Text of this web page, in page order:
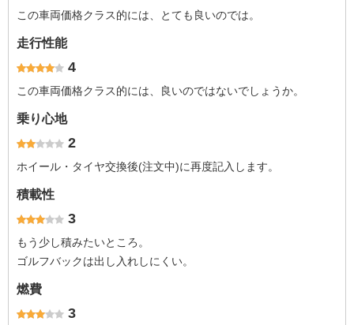
この車両価格クラス的には、とても良いのでは。
走行性能
4
この車両価格クラス的には、良いのではないでしょうか。
乗り心地
2
ホイール・タイヤ交換後(注文中)に再度記入します。
積載性
3
もう少し積みたいところ。
ゴルフバックは出し入れしにくい。
燃費
3